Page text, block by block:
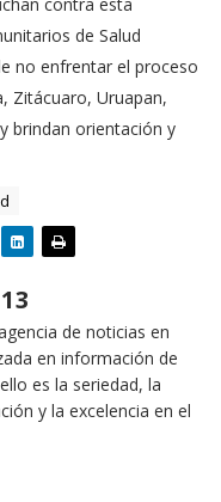
de Salud
no enfrentar el proceso
Zitácuaro, Uruapan,
brindan orientación y
de noticias en
en información de
es la seriedad, la
y la excelencia en el